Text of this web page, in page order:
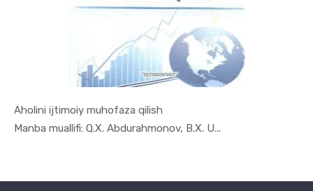
Aholini ijtimoiy muhofaza qilish
Manba muallifi: Q.X. Abdurahmonov, B.X. U...
In Makroiq...